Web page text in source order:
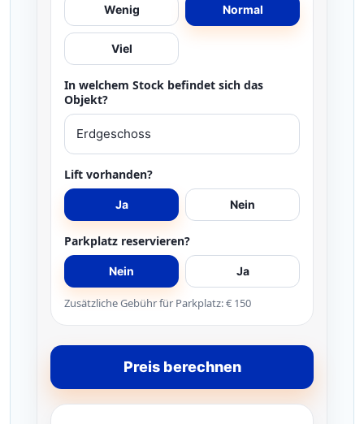
Wenig Normal
Viel
In welchem Stock befindet sich das
Objekt?
Lift vorhanden?
Ja Nein
Parkplatz reservieren?
Nein Ja
Zusätzliche Gebühr für Parkplatz: € 150
Preis berechnen